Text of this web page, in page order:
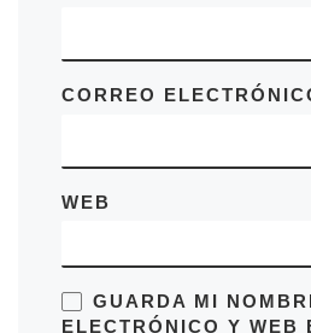
CORREO
WEB
GUARDA MI
ELECTRÓNICO Y WEB